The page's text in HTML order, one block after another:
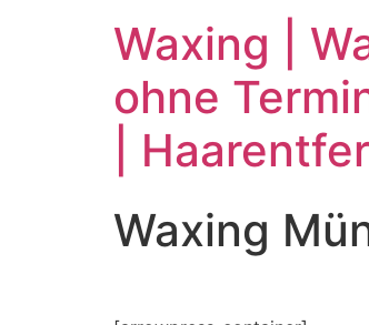
Waxing |
ohne
|
Waxing